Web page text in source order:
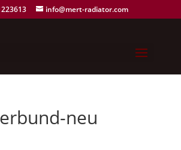
info@mert-radiator.com
neu